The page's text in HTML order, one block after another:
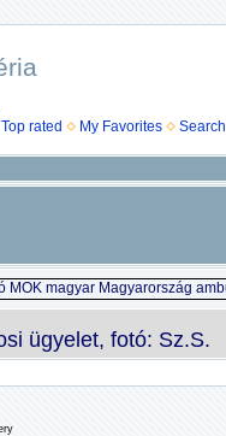
Top rated My Favorites Search
ügyelet, fotó: Sz.S.